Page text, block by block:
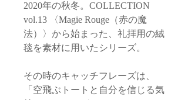
2020年の秋冬。COLLECTION
vol.13 〈Magie Rouge（赤の魔
法）〉から始まった、礼拝用の絨
毯を素材に用いたシリーズ。
その時のキャッチフレーズは、
「空飛ぶトートと自分を信じる気